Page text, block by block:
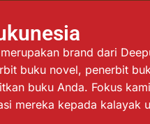
brand dari
buku novel, penerbit
buku Anda. Fokus
mereka kepada kalayak